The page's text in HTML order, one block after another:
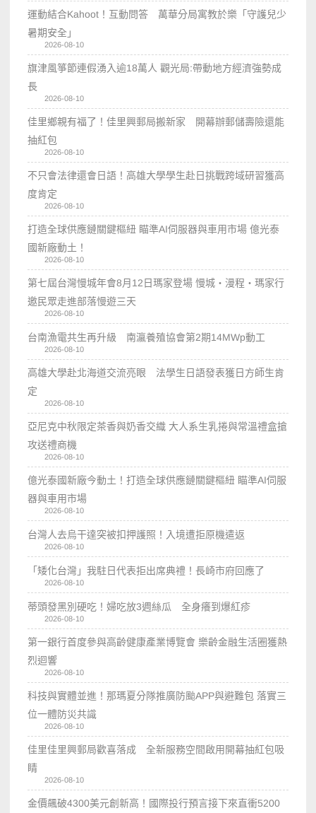
運動結合Kahoot！互動問答 萬華分局寓教於樂「守護兒少
暑期安全」
2026-08-10
旗津風箏節連假湧入逾18萬人 觀光局:帶動地方經濟強勢成
長
2026-08-10
佳里鄉親有福了！佳里興郵局搬新家 開幕辦郵儲壽險還能
抽紅包
2026-08-10
不只會法律還會日語！高雄大學學生赴日挑戰跨域研習獲高
度肯定
2026-08-10
打造全球供應鏈關鍵樞紐 瞄準AI伺服器與車用市場 億光泰
國新廠動土！
2026-08-10
第七屆台灣慢城年會8月12日瑪家登場 慢城・漫程・瑪家行
邀民眾走進部落慢遊三天
2026-08-10
台南漁電共生再升級 南瀛養殖協會第2期14MWp動工
2026-08-10
高雄大學赴北海道交流亮眼 法學生日語發表獲日方師生肯
定
2026-08-10
亞尼克中秋限定茶香與奶香交織 大人系生乳捲與常溫禮盒搶
攻送禮商機
2026-08-10
億光泰國新廠今動土！打造全球供應鏈關鍵樞紐 瞄準AI伺服
器與車用市場
2026-08-10
台灣人去烏干達突被扣押護照！入境遭拒原機遣返
2026-08-10
「矮化台灣」我駐日代表拒出席典禮！長崎市府回應了
2026-08-10
蒂頭發黑別硬吃！婦吃放3週絲瓜 全身癢到爆紅疹
2026-08-10
第一銀行首度參與高齡健康產業博覽會 樂齡金融生活圈獲熱
烈迴響
2026-08-10
科技與實體並進！那瑪夏分隊推廣防颱APP與避難包 落實三
位一體防災共識
2026-08-10
佳里佳里興郵局歡喜落成 全新服務空間啟用開幕抽紅包吸
睛
2026-08-10
金價飆破4300美元創新高！國際投行預言接下來直衝5200